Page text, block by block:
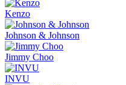
Kenzo
Johnson & Johnson
Jimmy Choo
INVU